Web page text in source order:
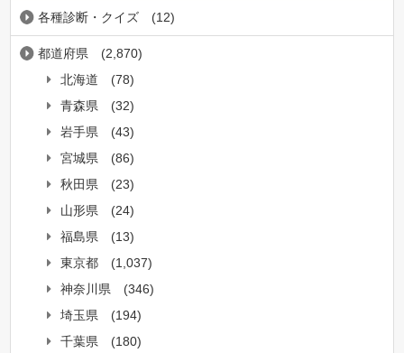
各種診断・クイズ (12)
都道府県
(2,870)
北海道
(78)
青森県
(32)
岩手県
(43)
宮城県
(86)
秋田県
(23)
山形県
(24)
福島県
(13)
東京都
(1,037)
神奈川県
(346)
埼玉県
(194)
千葉県
(180)